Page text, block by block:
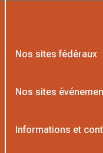
Nos sites fédéraux
Nos sites
Informations et